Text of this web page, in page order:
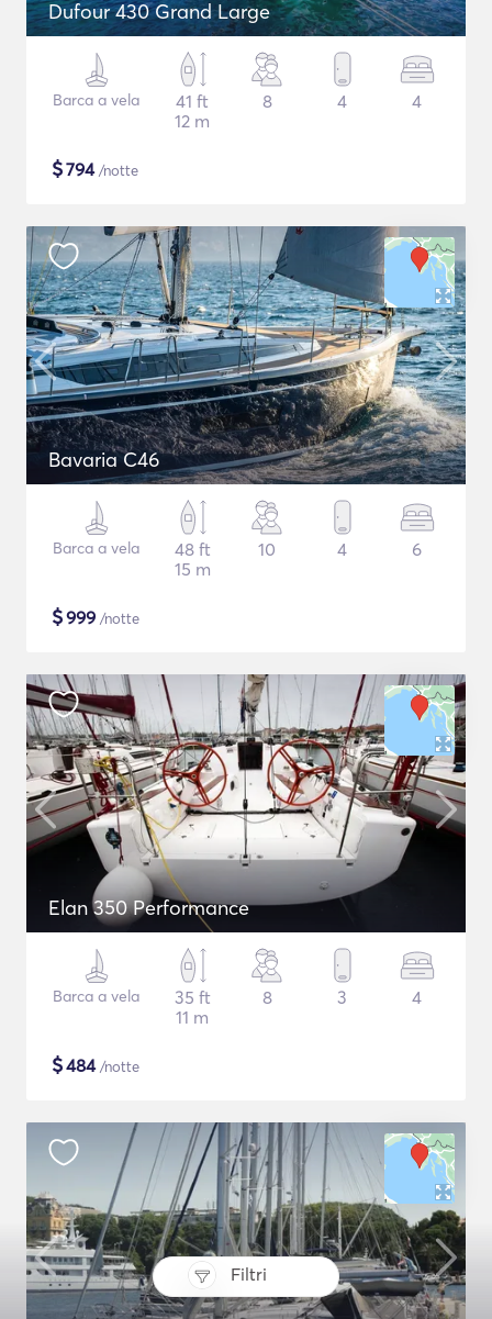
Filtri
Dufour 430 Grand Large
Barca a vela
41 ft
12 m
8 4 4
$794/notte
Bavaria C46
Barca a vela
48 ft
15 m
10 4 6
$999 /notte
Elan 350 Performance
Barca a vela
35 ft
11 m
8 3 4
$484/notte